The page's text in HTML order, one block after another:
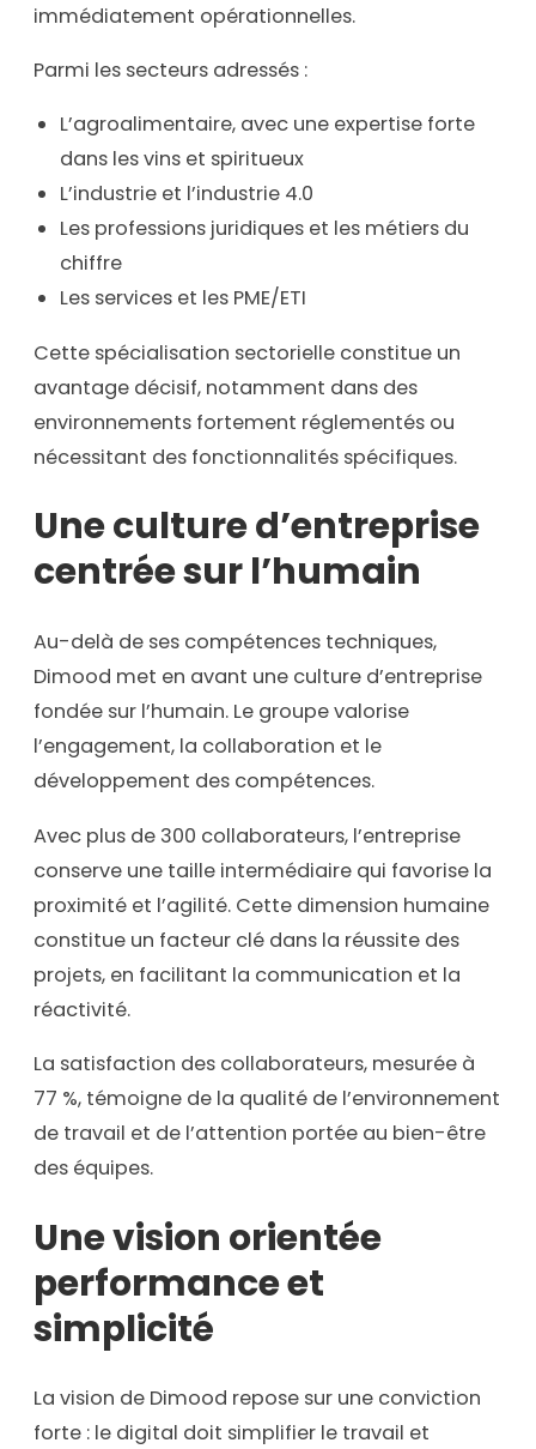
immédiatement opérationnelles.
Parmi les secteurs adressés :
L’agroalimentaire, avec une expertise forte
dans les vins et spiritueux
L’industrie et l’industrie 4.0
Les professions juridiques et les métiers du
chiffre
Les services et les PME/ETI
Cette spécialisation sectorielle constitue un
avantage décisif, notamment dans des
environnements fortement réglementés ou
nécessitant des fonctionnalités spécifiques.
Une culture d’entreprise
centrée sur l’humain
Au-delà de ses compétences techniques,
Dimood met en avant une culture d’entreprise
fondée sur l’humain. Le groupe valorise
l’engagement, la collaboration et le
développement des compétences.
Avec plus de 300 collaborateurs, l’entreprise
conserve une taille intermédiaire qui favorise la
proximité et l’agilité. Cette dimension humaine
constitue un facteur clé dans la réussite des
projets, en facilitant la communication et la
réactivité.
La satisfaction des collaborateurs, mesurée à
77 %, témoigne de la qualité de l’environnement
de travail et de l’attention portée au bien-être
des équipes.
Une vision orientée
performance et
simplicité
La vision de Dimood repose sur une conviction
forte : le digital doit simplifier le travail et